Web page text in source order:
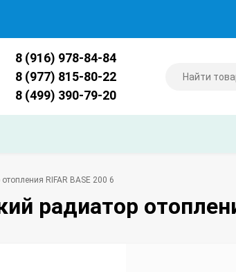
8 (916) 978-84-84
8 (977) 815-80-22
8 (499) 390-79-20
RIFAR BASE 200 6
радиатор